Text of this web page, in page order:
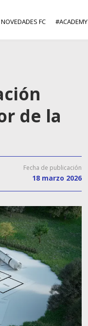
NOVEDADES FC #ACADEMY
de la
Fecha de publicación
18 marzo 2026